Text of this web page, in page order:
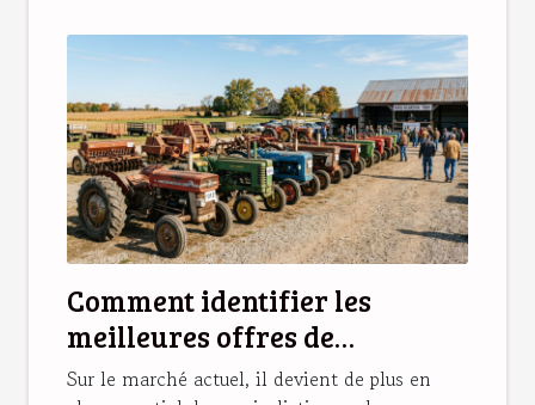
Comment identifier les
meilleures offres de
machines agricoles d'occasion
Sur le marché actuel, il devient de plus en